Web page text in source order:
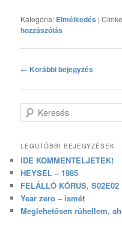
Kategória: Elmélkedés |
hozzászólás
Bejegyzés navigáció
← Korábbi bejegyzés
Keresés
LEGUTÓBBI BEJEGYZÉSEK
IDE KOMMENTELJETEK!
HEYSEL – 1985
FELÁLLÓ KÓRUS, S02E02
Year zero – ismét
Meglehetősen rühellem,